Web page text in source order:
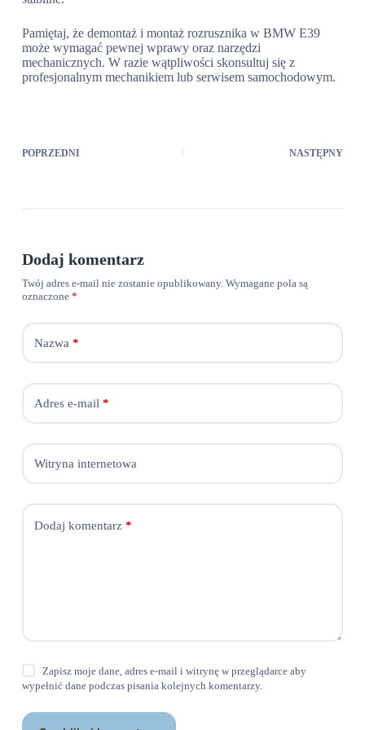
Pamiętaj, że demontaż i montaż rozrusznika w BMW E39
może wymagać pewnej wprawy oraz narzędzi
mechanicznych. W razie wątpliwości skonsultuj się z
profesjonalnym mechanikiem lub serwisem samochodowym.
POPRZEDNI NASTĘPNY
Dodaj komentarz
Twój adres e-mail nie zostanie opublikowany. Wymagane pola są
oznaczone *
Nazwa *
Adres e-mail *
Witryna internetowa
Dodaj komentarz*
Zapisz moje dane, adres e-mail i witrynę w przeglądarce aby
wypełnić dane podczas pisania kolejnych komentarzy.